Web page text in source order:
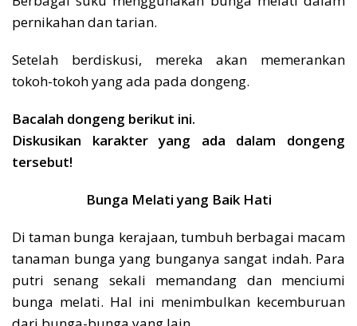
pernikahan dan tarian.
Setelah berdiskusi, mereka akan memerankan
tokoh-tokoh yang ada pada dongeng.
Bacalah dongeng berikut ini.
Diskusikan karakter yang ada dalam dongeng
tersebut!
Bunga Melati yang Baik Hati
Di taman bunga kerajaan, tumbuh berbagai macam
tanaman bunga yang bunganya sangat indah. Para
putri senang sekali memandang dan menciumi
bunga melati. Hal ini menimbulkan kecemburuan